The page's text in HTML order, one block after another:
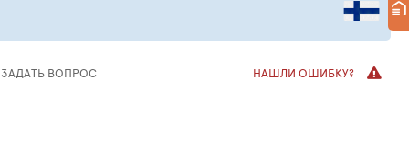
ЗАДАТЬ ВОПРОС НАШЛИ ОШИБКУ?